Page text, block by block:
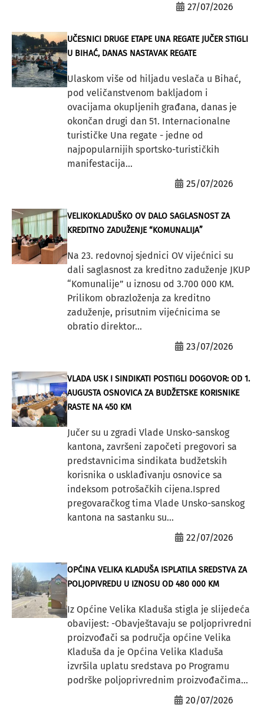
27/07/2026
UČESNICI DRUGE ETAPE UNA REGATE JUČER STIGLI
U BIHAĆ, DANAS NASTAVAK REGATE
Ulaskom više od hiljadu veslača u Bihać,
pod veličanstvenom bakljadom i
ovacijama okupljenih građana, danas je
okončan drugi dan 51. Internacionalne
turističke Una regate - jedne od
najpopularnijih sportsko-turističkih
manifestacija...
25/07/2026
VELIKOKLADUŠKO OV DALO SAGLASNOST ZA
KREDITNO ZADUŽENJE “KOMUNALIJA”
Na 23. redovnoj sjednici OV vijećnici su
dali saglasnost za kreditno zaduženje JKUP
“Komunalije” u iznosu od 3.700 000 KM.
Prilikom obrazloženja za kreditno
zaduženje, prisutnim vijećnicima se
obratio direktor...
23/07/2026
VLADA USK I SINDIKATI POSTIGLI DOGOVOR: OD 1.
AUGUSTA OSNOVICA ZA BUDŽETSKE KORISNIKE
RASTE NA 450 KM
Jučer su u zgradi Vlade Unsko-sanskog
kantona, završeni započeti pregovori sa
predstavnicima sindikata budžetskih
korisnika o usklađivanju osnovice sa
indeksom potrošačkih cijena.Ispred
pregovaračkog tima Vlade Unsko-sanskog
kantona na sastanku su...
22/07/2026
OPĆINA VELIKA KLADUŠA ISPLATILA SREDSTVA ZA
POLJOPIVREDU U IZNOSU OD 480 000 KM
Iz Općine Velika Kladuša stigla je slijedeća
obavijest: -Obavještavaju se poljoprivredni
proizvođači sa područja općine Velika
Kladuša da je Općina Velika Kladuša
izvršila uplatu sredstava po Programu
podrške poljoprivrednim proizvođačima...
20/07/2026